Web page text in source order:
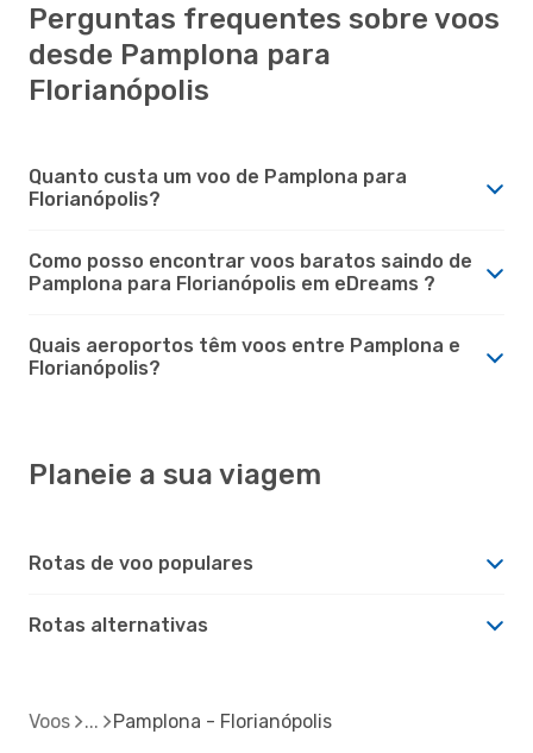
Perguntas frequentes sobre voos
desde Pamplona para
Florianópolis
Quanto custa um voo de Pamplona para
Florianópolis?
Como posso encontrar voos baratos saindo de
Pamplona para Florianópolis em eDreams ?
Quais aeroportos têm voos entre Pamplona e
Florianópolis?
Planeie a sua viagem
Rotas de voo populares
Rotas alternativas
Voos Pamplona - Florianópolis